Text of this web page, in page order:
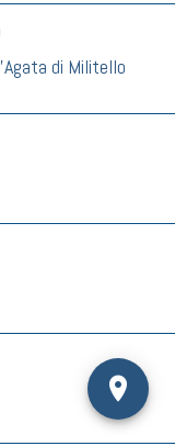
di Militello